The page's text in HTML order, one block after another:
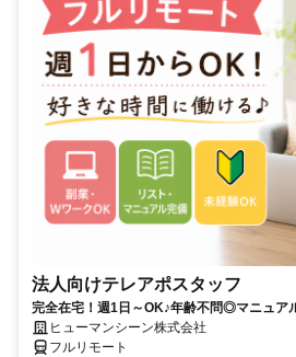
法人向けテレアポスタッフ
完全在宅！週1日～OK♪年齢不問◎マニュア
ヒューマンシーン株式会社
フルリモート